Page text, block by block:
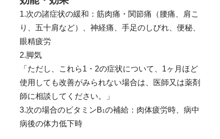
1.次の諸症状の緩和：筋肉痛・関節痛（腰痛、肩こ
り、五十肩など）、神経痛、手足のしびれ、便秘、
眼精疲労
2.脚気
「ただし、これら1・2の症状について、1ヶ月ほど
使用しても改善がみられない場合は、医師又は薬剤
師に相談してください。」
3.次の場合のビタミンB1の補給：肉体疲労時、病中
病後の体力低下時